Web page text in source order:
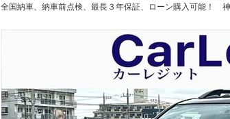
全国納車、納車前点検、最長３年保証、ローン購入可能！